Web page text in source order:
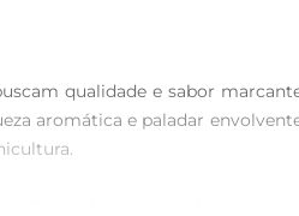
qualidade e sabor
aromática e paladar